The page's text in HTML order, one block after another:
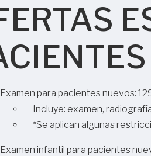
Examen para pacientes nuevos:
Incluye: examen,
*Se aplican algunas
Examen infantil para pacientes